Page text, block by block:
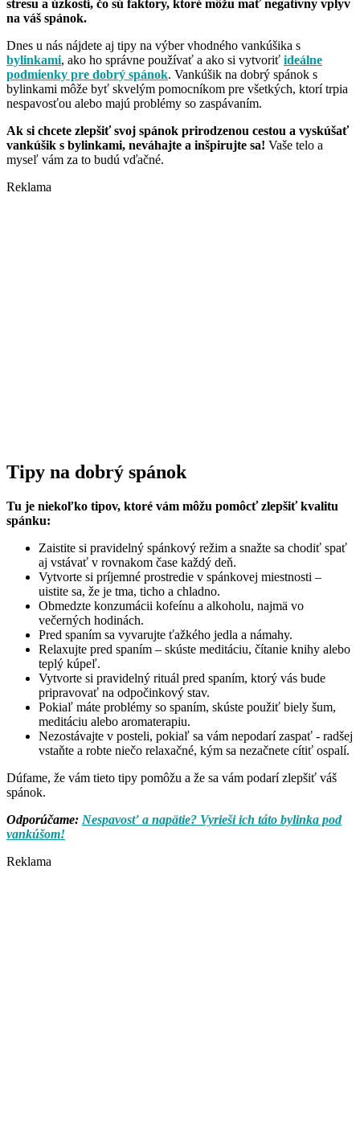
stresu a úzkosti, čo sú faktory, ktoré môžu mať negatívny vplyv
na váš spánok.
Dnes u nás nájdete aj tipy na výber vhodného vankúšika s
bylinkami, ako ho správne používať a ako si vytvoriť ideálne
podmienky pre dobrý spánok. Vankúšik na dobrý spánok s
bylinkami môže byť skvelým pomocníkom pre všetkých, ktorí trpia
nespavosťou alebo majú problémy so zaspávaním.
Ak si chcete zlepšiť svoj spánok prirodzenou cestou a vyskúšať
vankúšik s bylinkami, neváhajte a inšpirujte sa! Vaše telo a
myseľ vám za to budú vďačné.
Reklama
Tipy na dobrý spánok
Tu je niekoľko tipov, ktoré vám môžu pomôcť zlepšiť kvalitu
spánku:
Zaistite si pravidelný spánkový režim a snažte sa chodiť spať
aj vstávať v rovnakom čase každý deň.
Vytvorte si príjemné prostredie v spánkovej miestnosti –
uistite sa, že je tma, ticho a chladno.
Obmedzte konzumácii kofeínu a alkoholu, najmä vo
večerných hodinách.
Pred spaním sa vyvarujte ťažkého jedla a námahy.
Relaxujte pred spaním – skúste meditáciu, čítanie knihy alebo
teplý kúpeľ.
Vytvorte si pravidelný rituál pred spaním, ktorý vás bude
pripravovať na odpočinkový stav.
Pokiaľ máte problémy so spaním, skúste použiť biely šum,
meditáciu alebo aromaterapiu.
Nezostávajte v posteli, pokiaľ sa vám nepodarí zaspať - radšej
vstaňte a robte niečo relaxačné, kým sa nezačnete cítiť ospalí.
Dúfame, že vám tieto tipy pomôžu a že sa vám podarí zlepšiť váš
spánok.
Odporúčame: Nespavosť a napätie? Vyrieši ich táto bylinka pod
vankúšom!
Reklama